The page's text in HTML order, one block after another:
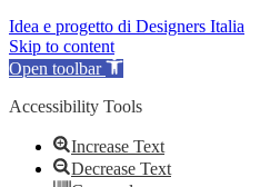
Idea e progetto di Designers Italia
Skip to content
Open toolbar
Accessibility Tools
Increase Text
Decrease Text